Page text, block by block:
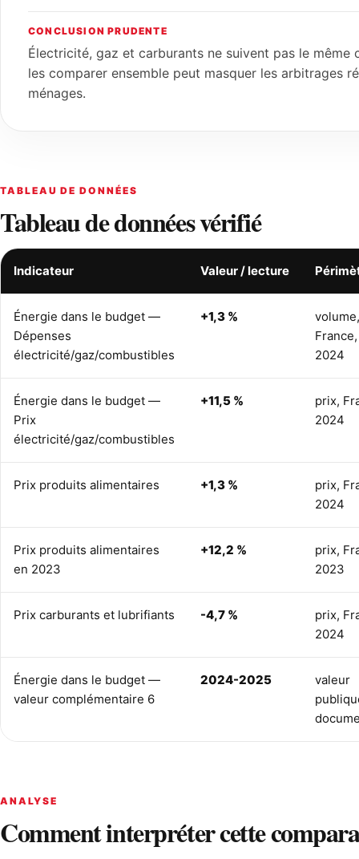
CONCLUSION PRUDENTE
Électricité, gaz et carburants ne suivent pas le même
les comparer ensemble peut masquer les arbitrages
ménages.
TABLEAU DE DONNÉES
Tableau de données vérifié
Indicateur Valeur / lecture
Énergie dans le budget —
Dépenses
électricité/gaz/combustibles
+1,3 %
volume,
France,
2024
Énergie dans le budget —
Prix
électricité/gaz/combustibles
+11,5 %
prix,
2024
Prix produits alimentaires +1,3 %
prix,
2024
Prix produits alimentaires
en 2023
+12,2 %
prix,
2023
Prix carburants et lubrifiants -4,7 %
prix,
2024
Énergie dans le budget —
valeur complémentaire 6
2024-2025
valeur
ANALYSE
Comment interpréter cette